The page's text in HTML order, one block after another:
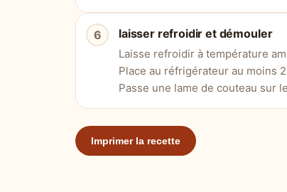
laisser refroidir et démouler
Laisse refroidir à température
Place au réfrigérateur au moins
Passe une lame de couteau sur
Imprimer la recette